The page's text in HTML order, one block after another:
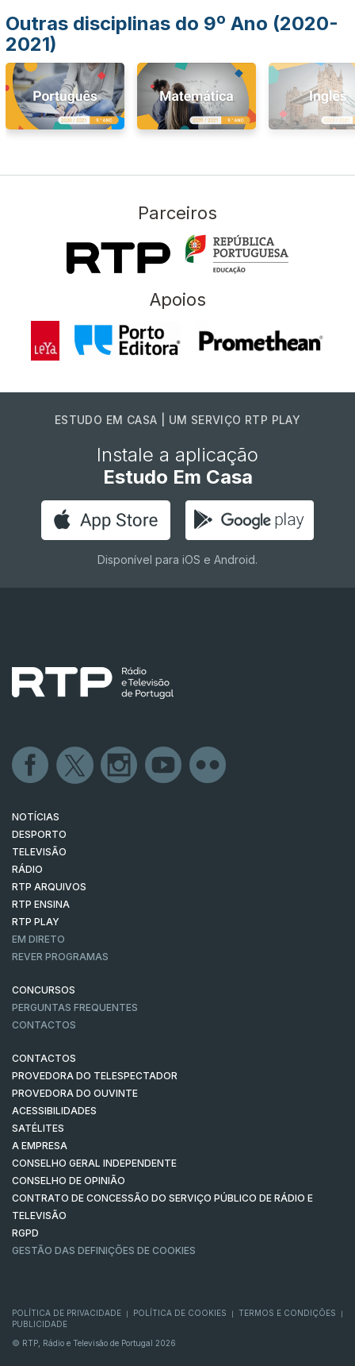
Outras disciplinas do 9º Ano (2020-
2021)
Parceiros
Apoios
ESTUDO EM CASA | UM SERVIÇO RTP PLAY
Instale a aplicação
Estudo Em Casa
Disponível para iOS e Android.
NOTÍCIAS
DESPORTO
TELEVISÃO
RÁDIO
RTP ARQUIVOS
RTP ENSINA
RTP PLAY
EM DIRETO
REVER PROGRAMAS
CONCURSOS
PERGUNTAS FREQUENTES
CONTACTOS
CONTACTOS
PROVEDORA DO TELESPECTADOR
PROVEDORA DO OUVINTE
ACESSIBILIDADES
SATÉLITES
A EMPRESA
CONSELHO GERAL INDEPENDENTE
CONSELHO DE OPINIÃO
CONTRATO DE CONCESSÃO DO SERVIÇO PÚBLICO DE RÁDIO E
TELEVISÃO
RGPD
GESTÃO DAS DEFINIÇÕES DE COOKIES
POLÍTICA DE PRIVACIDADE POLÍTICA DE COOKIES TERMOS E CONDIÇÕES
PUBLICIDADE
© RTP, Rádio e Televisão de Portugal 2026